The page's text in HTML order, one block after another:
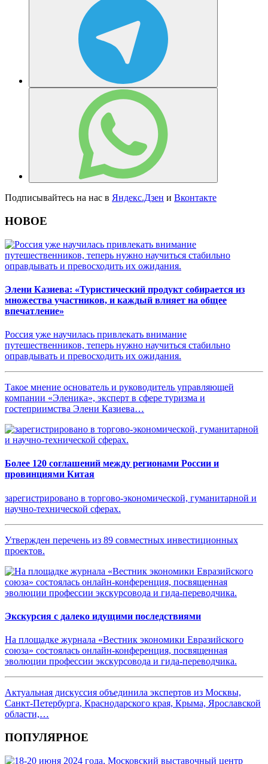
Подписывайтесь на нас в Яндекс.Дзен и Вконтакте
НОВОЕ
Элени Казиева: «Туристический продукт собирается из
множества участников, и каждый влияет на общее
впечатление»
Россия уже научилась привлекать внимание
путешественников, теперь нужно научиться стабильно
оправдывать и превосходить их ожидания.
Такое мнение основатель и руководитель управляющей
компании «Эленика», эксперт в сфере туризма и
гостеприимства Элени Казиева…
Более 120 соглашений между регионами России и
провинциями Китая
зарегистрировано в торгово-экономической, гуманитарной и
научно-технической сферах.
Утвержден перечень из 89 совместных инвестиционных
проектов.
Экскурсия с далеко идущими последствиями
На площадке журнала «Вестник экономики Евразийского
союза» состоялась онлайн-конференция, посвященная
эволюции профессии экскурсовода и гида-переводчика.
Актуальная дискуссия объединила экспертов из Москвы,
Санкт-Петербурга, Краснодарского края, Крыма, Ярославской
области,…
ПОПУЛЯРНОЕ